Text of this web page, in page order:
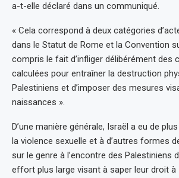
a-t-elle déclaré dans un communiqué.
« Cela correspond à deux catégories
dans le Statut de Rome et la Convention
compris le fait d’infliger délibérément des
calculées pour entraîner la destruction
Palestiniens et d’imposer des mesures
naissances ».
D’une manière générale, Israël a eu de
la violence sexuelle et à d’autres formes
sur le genre à l’encontre des Palestiniens
effort plus large visant à saper leur droit à